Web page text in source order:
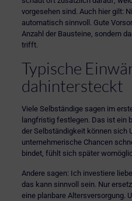
vorgesehen sind. Auch hier gilt:
automatisch sinnvoll. Gute
Anzahl der Bausteine, sondern
trifft.
Typische
dahintersteckt
Viele Selbständige sagen im
langfristig festlegen. Das ist ein
der Selbständigkeit können sich
unternehmerische Chancen
bindet, fühlt sich später
Andere sagen: Ich investiere
das kann sinnvoll sein. Nur
eine planbare Altersversorgung.